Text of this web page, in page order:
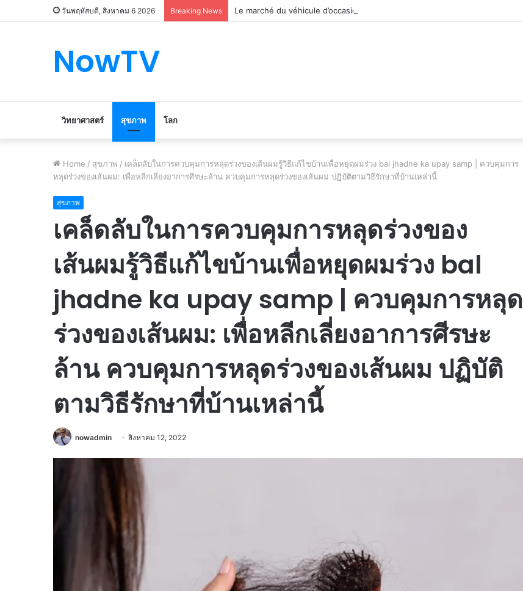
วันพฤหัสบดี, สิงหาคม 6 2026 Breaking News Le marché du véhicule d’occasion en plein essor
NowTV
วิทยาศาสตร์ สุขภาพ โลก
Home / สุขภาพ / เคล็ดลับในการควบคุมการหลุดร่วงของเส้นผมรู้วิธีแก้ไขบ้านเพื่อหยุดผมร่วง bal jhadne ka upay samp | ควบคุมการ
หลุดร่วงของเส้นผม: เพื่อหลีกเลี่ยงอาการศีรษะล้าน ควบคุมการหลุดร่วงของเส้นผม ปฏิบัติตามวิธีรักษาที่บ้านเหล่านี้
สุขภาพ
เคล็ดลับในการควบคุมการหลุดร่วงของ
เส้นผมรู้วิธีแก้ไขบ้านเพื่อหยุดผมร่วง bal
jhadne ka upay samp | ควบคุมการหลุด
ร่วงของเส้นผม: เพื่อหลีกเลี่ยงอาการศีรษะ
ล้าน ควบคุมการหลุดร่วงของเส้นผม ปฏิบัติ
ตามวิธีรักษาที่บ้านเหล่านี้
nowadmin สิงหาคม 12, 2022